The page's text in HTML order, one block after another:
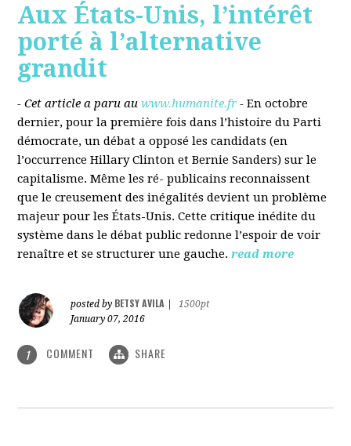
Aux États-Unis, l’intérêt
porté à l’alternative
grandit
- Cet article a paru au www.humanite.fr - En octobre
dernier, pour la première fois dans l’histoire du Parti
démocrate, un débat a opposé les candidats (en
l’occurrence Hillary Clinton et Bernie Sanders) sur le
capitalisme. Même les ré- publicains reconnaissent
que le creusement des inégalités devient un problème
majeur pour les États-Unis. Cette critique inédite du
système dans le débat public redonne l’espoir de voir
renaître et se structurer une gauche. read more
posted by BETSY AVILA
1500pt
January 07, 2016
1 COMMENT SHARE